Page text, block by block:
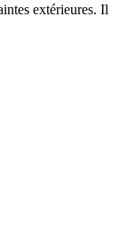
extérieures. Il